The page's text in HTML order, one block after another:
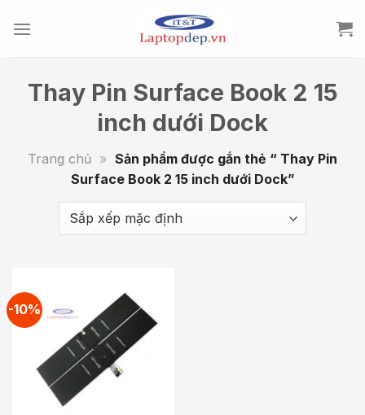
Thay Pin Surface Book 2 15
inch dưới Dock
Trang chủ » Sản phẩm được gắn thẻ “ Thay Pin
Surface Book 2 15 inch dưới Dock”
-10%